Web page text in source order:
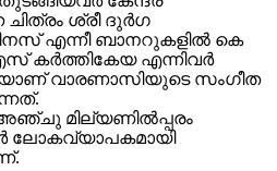
ശ്രീ ദുർഗ
എന്നീ ബാനറുകളിൽ കെ
എന്നിവർ
വാരണാസിയുടെ സംഗീത
മില്യണിൽപ്പരം
ലോകവ്യാപകമായി